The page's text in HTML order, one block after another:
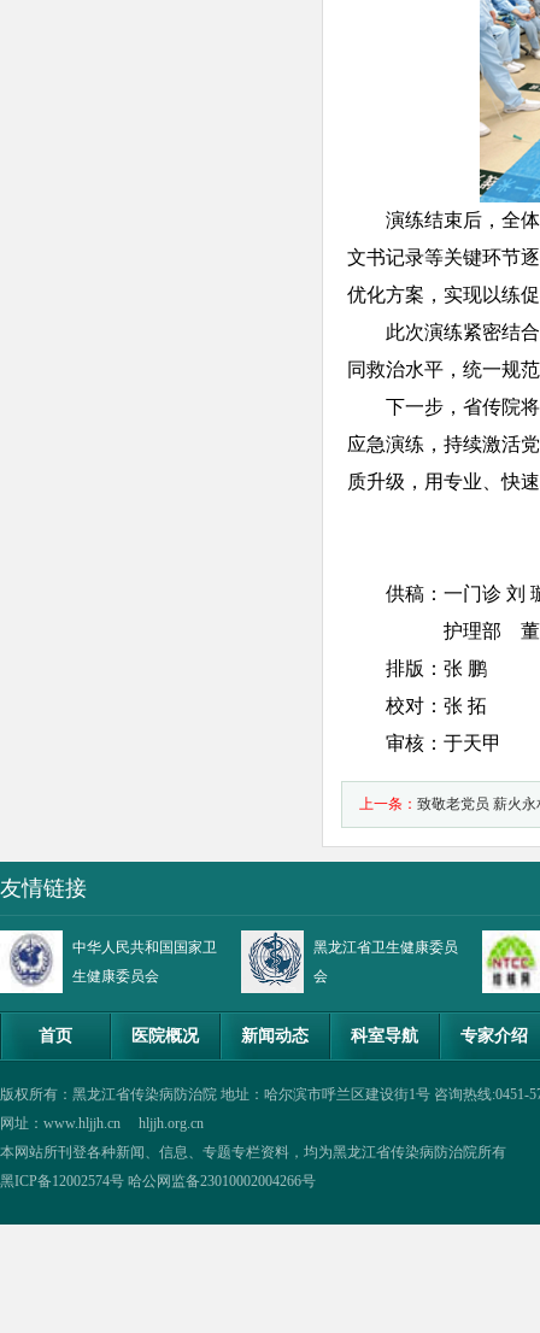
演练结束后，全
文书记录等关键环节
优化方案，实现以练
此次演练紧密结
同救治水平，统一规
下一步，省传院
应急演练，持续激活
质升级，用专业、快
供稿：一门诊 刘
护理部 董
排版：张 鹏
校对：张 拓
审核：于天甲
上一条：致敬老党员 薪火永
友情链接
中华人民共和国国家卫
生健康委员会
黑龙江省卫生健康委员
会
首页 医院概况 新闻动态 科室导航 专家介绍
版权所有：黑龙江省传染病防治院 地址：哈尔滨市呼兰区建设街1号 咨询热线:0451-
网址：www.hljjh.cn hljjh.org.cn
本网站所刊登各种新闻、信息、专题专栏资料，均为黑龙江省传染病防治院所有
黑ICP备12002574号 哈公网监备23010002004266号